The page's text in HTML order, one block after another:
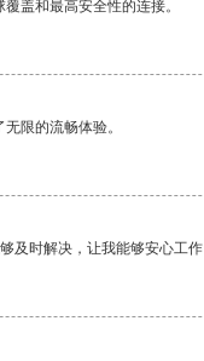
盖和最高安全性的连接。
限的流畅体验。
及时解决，让我能够安心工